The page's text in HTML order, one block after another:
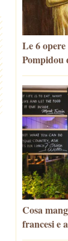
Le 6
Pompidou
Cosa
francesi e